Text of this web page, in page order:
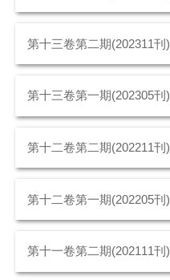
第十三卷第二期(202311刊)
第十三卷第一期(202305刊)
第十二卷第二期(202211刊)
第十二卷第一期(202205刊)
第十一卷第二期(202111刊)